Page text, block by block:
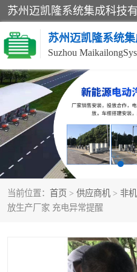
苏州迈凯隆系统
当前位置： 首页 > 供应商机 > 非
放生产厂家 充电异常提醒
非机动车充电桩
电动自行车充电桩
充电桩